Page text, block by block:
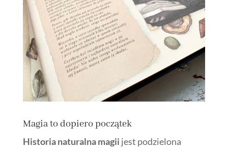
Magia to dopiero początek
Historia naturalna magii jest podzielona